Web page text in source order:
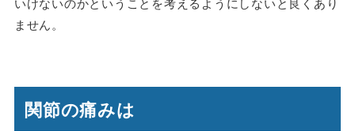
ません。
関節の痛みは